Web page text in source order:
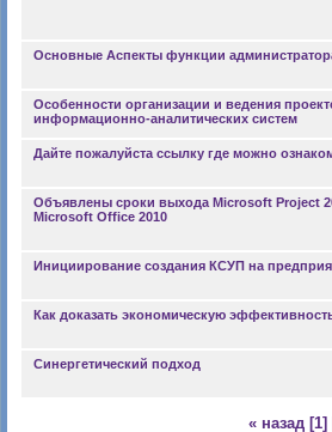
Основные Аспекты функции
Особенности организации и ведения
информационно-аналитических систем
Дайте пожалуйста ссылку где можно
Объявлены сроки выхода Microsoft Project
Microsoft Office 2010
Инициирование создания КСУП на
Как доказать экономическую
Синергетический подход
« назад [1]